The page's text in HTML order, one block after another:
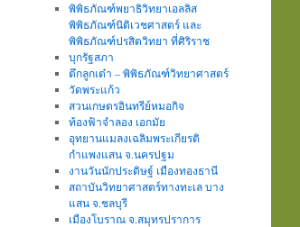
พิพิธภัณฑ์พยาธิวิทยาเอลลิส
พิพิธภัณฑ์นิติเวชศาสตร์ และ
พิพิธภัณฑ์ปรสิตวิทยา ที่ศิริราช
บุกรัฐสภา
ตึกลูกเต๋า – พิพิธภัณฑ์วิทยาศาสตร์
วัดพระแก้ว
สวนเกษตรอินทรีย์หมอกิจ
ท้องฟ้าจำลอง เอกมัย
อุทยานแมลงเฉลิมพระเกียรติ
กำแพงแสน จ.นครปฐม
งานวันนักประดิษฐ์ เมืองทองธานี
สถาบันวิทยาศาสตร์ทางทะเล บาง
แสน จ.ชลบุรี
เมืองโบราณ จ.สมุทรปราการ